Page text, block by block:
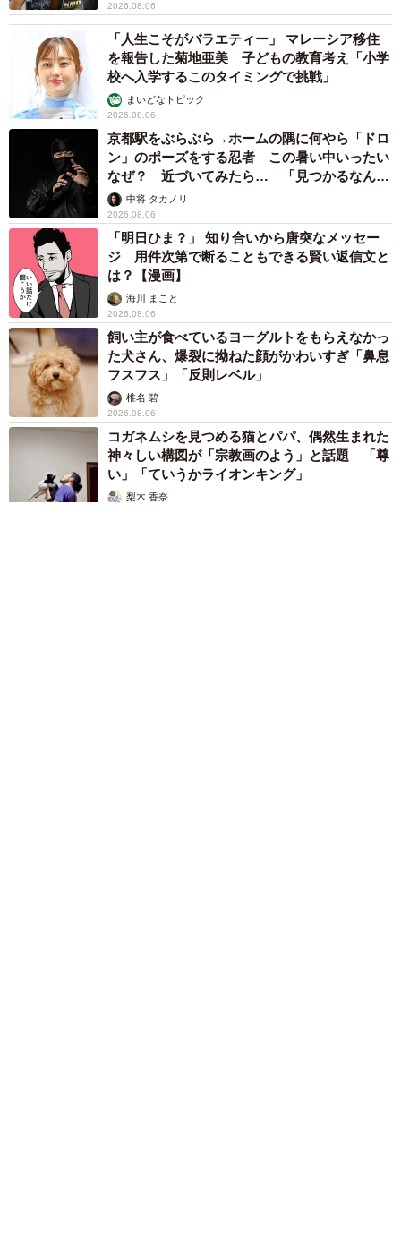
2026.08.06
「人生こそがバラエティー」 マレーシア移住
を報告した菊地亜美 子どもの教育考え「小学
校へ入学するこのタイミングで挑戦」
まいどなトピック
2026.08.06
京都駅をぶらぶら→ホームの隅に何やら「ドロ
ン」のポーズをする忍者 この暑い中いったい
なぜ？ 近づいてみたら… 「見つかるなんて
未熟」中将 タカノリ
2026.08.06
「明日ひま？」 知り合いから唐突なメッセー
ジ 用件次第で断ることもできる賢い返信文と
は？【漫画】
海川 まこと
2026.08.06
飼い主が食べているヨーグルトをもらえなかっ
た犬さん、爆裂に拗ねた顔がかわいすぎ「鼻息
フスフス」「反則レベル」
椎名 碧
2026.08.06
コガネムシを見つめる猫とパパ、偶然生まれた
神々しい構図が「宗教画のよう」と話題 「尊
い」「ていうかライオンキング」
梨木 香奈